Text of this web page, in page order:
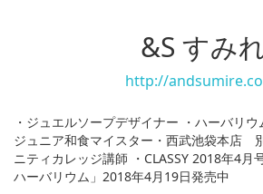
&S すみ
http://
・ジュエルソープデザイナー ・ハーバリ
ジュニア和食マイスター ​・西武池袋本店
ニティカレッジ講師 ・CLASSY 2018年4月
ハーバリウム」2018年4月19日発売中